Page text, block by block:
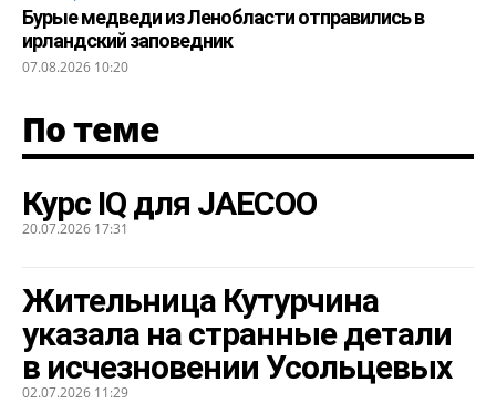
Бурые медведи из Ленобласти отправились в
ирландский заповедник
07.08.2026 10:20
По теме
Курс IQ для JAECOO
20.07.2026 17:31
Жительница Кутурчина
указала на странные детали
в исчезновении Усольцевых
02.07.2026 11:29